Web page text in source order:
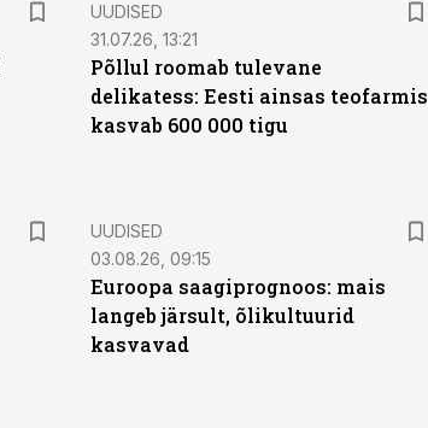
UUDISED
31.07.26, 13:21
Põllul roomab tulevane
delikatess: Eesti ainsas teofarmis
kasvab 600 000 tigu
UUDISED
03.08.26, 09:15
Euroopa saagiprognoos: mais
langeb järsult, õlikultuurid
kasvavad